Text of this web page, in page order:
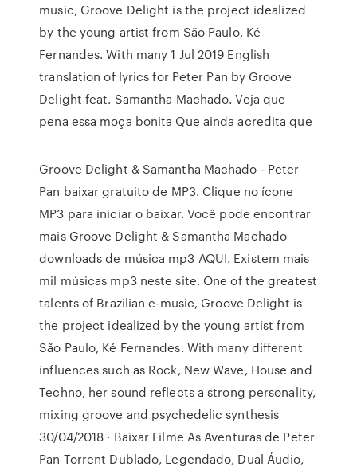
music, Groove Delight is the project idealized
by the young artist from São Paulo, Ké
Fernandes. With many 1 Jul 2019 English
translation of lyrics for Peter Pan by Groove
Delight feat. Samantha Machado. Veja que
pena essa moça bonita Que ainda acredita que
Groove Delight & Samantha Machado - Peter
Pan baixar gratuito de MP3. Clique no ícone
MP3 para iniciar o baixar. Você pode encontrar
mais Groove Delight & Samantha Machado
downloads de música mp3 AQUI. Existem mais
mil músicas mp3 neste site. One of the greatest
talents of Brazilian e-music, Groove Delight is
the project idealized by the young artist from
São Paulo, Ké Fernandes. With many different
influences such as Rock, New Wave, House and
Techno, her sound reflects a strong personality,
mixing groove and psychedelic synthesis
30/04/2018 · Baixar Filme As Aventuras de Peter
Pan Torrent Dublado, Legendado, Dual Áudio,